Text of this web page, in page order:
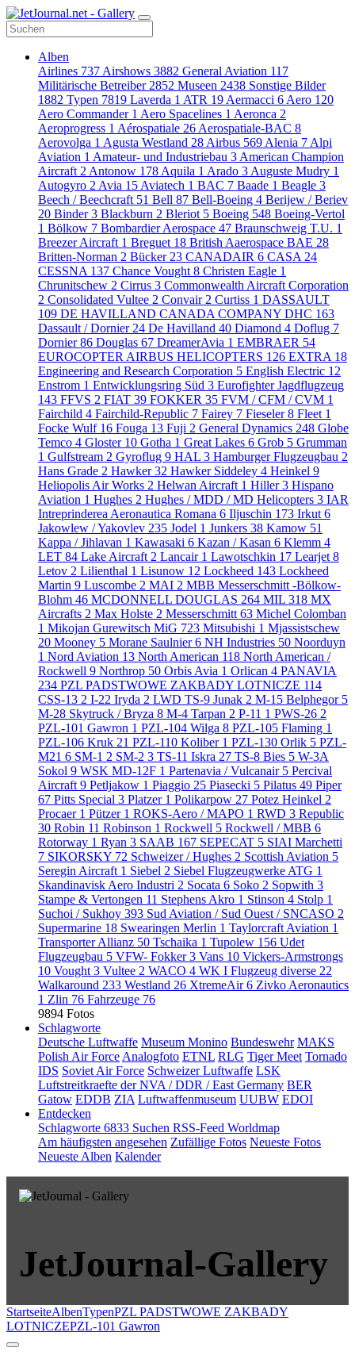
Alben
Airlines 737 Airshows 3882 General Aviation 117
Militärische Betreiber 2852 Museen 2438 Sonstige Bilder
1882 Typen 7819 Laverda 1 ATR 19 Aermacci 6 Aero 120
Aero Commander 1 Aero Spacelines 1 Aeronca 2
Aeroprogress 1 Aérospatiale 26 Aerospatiale-BAC 8
Aerovolga 1 Agusta Westland 28 Airbus 569 Alenia 7 Alpi
Aviation 1 Amateur- und Industriebau 3 American Champion
Aircraft 2 Antonow 178 Aquila 1 Arado 3 Auguste Mudry 1
Autogyro 2 Avia 15 Aviatech 1 BAC 7 Baade 1 Beagle 3
Beech / Beechcraft 51 Bell 87 Bell-Boeing 4 Berijew / Beriev
20 Binder3 Blackburn 2 Bleriot 5 Boeing 548 Boeing-Vertol
1 Bölkow 7 Bombardier Aerospace 47 Braunschweig T.U. 1
Breezer Aircraft 1 Breguet 18 British Aaerospace BAE 28
Britten-Norman 2 Bücker 23 CANADAIR 6 CASA 24
CESSNA 137 Chance Vought 8 Christen Eagle 1
Chrunitschew 2 Cirrus 3 Commonwealth Aircraft Corporation
2 Consolidated Vultee 2 Convair 2 Curtiss 1 DASSAULT
109 DE HAVILLAND CANADA COMPANY DHC 163
Dassault / Dornier 24 De Havilland 40 Diamond 4 Doflug 7
Dornier86 Douglas 67 DreamerAvia 1 EMBRAER 54
EUROCOPTER AIRBUS HELICOPTERS 126 EXTRA 18
Engineering and Research Corporation 5 English Electric 12
Enstrom 1 Entwicklungsring Süd 3 Eurofighter Jagdflugzeug
143 FFVS 2 FIAT 39 FOKKER 35 FVM / CFM / CVM 1
Fairchild 4 Fairchild-Republic 7 Fairey 7 Fieseler8 Fleet 1
Focke Wulf 16 Fouga 13 Fuji 2 General Dynamics 248 Globe
Temco 4 Gloster 10 Gotha 1 Great Lakes 6 Grob 5 Grumman
1 Gulfstream 2 Gyroflug 9 HAL 3 Hamburger Flugzeugbau 2
Hans Grade 2 Hawker32 Hawker Siddeley 4 Heinkel 9
Heliopolis Air Works 2 Helwan Aircraft 1 Hiller3 Hispano
Aviation 1 Hughes 2 Hughes / MDD / MD Helicopters 3 IAR
Intreprinderea Aeronautica Romana 6 Iljuschin 173 Irkut 6
Jakowlew / Yakovlev 235 Jodel 1 Junkers 38 Kamow 51
Kappa / Jihlavan 1 Kawasaki 6 Kazan / Kasan 6 Klemm 4
LET 84 Lake Aircraft 2 Lancair 1 Lawotschkin 17 Learjet 8
Letov 2 Lilienthal 1 Lisunow 12 Lockheed 143 Lockheed
Martin 9 Luscombe 2 MAI 2 MBB Messerschmitt -Bölkow-
Blohm 46 MCDONNELL DOUGLAS 264 MIL 318 MX
Aircrafts 2 Max Holste 2 Messerschmitt 63 Michel Colomban
1 Mikojan Gurewitsch MiG 723 Mitsubishi 1 Mjassistschew
20 Mooney 5 Morane Saulnier6 NH Industries 50 Noorduyn
1 Nord Aviation 13 North American 118 North American /
Rockwell 9 Northrop 50 Orbis Avia 1 Orlican 4 PANAVIA
234 PZL PADSTWOWE ZAKBADY LOTNICZE 114
CSS-13 2 I-22 Iryda 2 LWD TS-9 Junak 2 M-15 Belphegor 5
M-28 Skytruck / Bryza 8 M-4 Tarpan 2 P-11 1 PWS-26 2
PZL-101 Gawron 1 PZL-104 Wilga 8 PZL-105 Flaming 1
PZL-106 Kruk 21 PZL-110 Koliber 1 PZL-130 Orlik 5 PZL-
M21 6 SM-1 2 SM-2 3 TS-11 Iskra 27 TS-8 Bies 5 W-3A
Sokol 9 WSK MD-12F 1 Partenavia / Vulcanair 5 Percival
Aircraft 9 Petljakow 1 Piaggio 25 Piasecki 5 Pilatus 49 Piper
67 Pitts Special 3 Platzer 1 Polikarpow 27 Potez Heinkel 2
Procaer 1 Pützer 1 ROKS-Aero / MAPO 1 RWD 3 Republic
30 Robin 11 Robinson 1 Rockwell 5 Rockwell / MBB 6
Rotorway 1 Ryan 3 SAAB 167 SEPECAT 5 SIAI Marchetti
7 SIKORSKY 72 Schweizer / Hughes 2 Scottish Aviation 5
Seregin Aircraft 1 Siebel 2 Siebel Flugzeugwerke ATG 1
Skandinavisk Aero Industri 2 Socata 6 Soko 2 Sopwith 3
Stampe & Vertongen 11 Stephens Akro 1 Stinson 4 Stolp 1
Suchoi / Sukhoy 393 Sud Aviation / Sud Ouest / SNCASO 2
Supermarine 18 Swearingen Merlin 1 Taylorcraft Aviation 1
Transporter Allianz 50 Tschaika 1 Tupolew 156 Udet
Flugzeugbau 5 VFW- Fokker3 Vans 10 Vickers-Armstrongs
10 Vought 3 Vultee 2 WACO 4 WK I Flugzeug diverse 22
Walkaround 233 Westland 26 XtremeAir6 Zivko Aeronautics
1 Zlin 76 Fahrzeuge 76
9894 Fotos
Schlagworte
Deutsche Luftwaffe Museum Monino Bundeswehr MAKS
Polish Air Force Analogfoto ETNL RLG Tiger Meet Tornado
IDS Soviet Air Force Schweizer Luftwaffe LSK
Luftstreitkraefte der NVA / DDR / East Germany BER
Gatow EDDB ZIA Luftwaffenmuseum UUBW EDOI
Entdecken
Schlagworte 6833 Suchen RSS-Feed Worldmap
Am häufigsten angesehen Zufällige Fotos Neueste Fotos
Neueste Alben Kalender
JetJournal-Gallery
StartseiteAlbenTypenPZL PADSTWOWE ZAKBADY
LOTNICZEPZL-101 Gawron